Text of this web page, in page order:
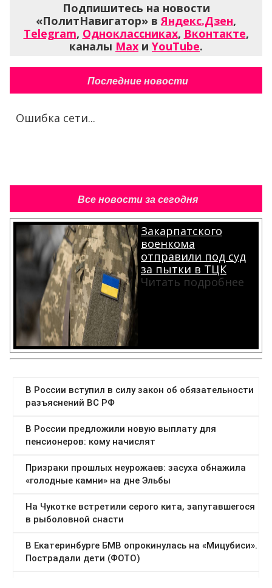
Подпишитесь на новости
«ПолитНавигатор» вЯндекс.Дзен,
Telegram, Одноклассниках, Вконтакте,
каналы Max и YouTube.
Последние новости
Ошибка сети...
Все новости за сегодня
Закарпатского
военкома
отправили под суд
за пытки в ТЦК
Читать подробнее